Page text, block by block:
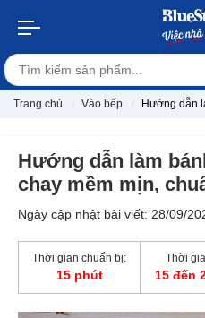
Trang chủ Vào bếp Hướng dẫn
Hướng dẫn làm
chay mềm mịn,
Ngày cập nhật bài viết: 28/09/
Thời gian chuẩn bị:
15 phút
Thời
15 đến